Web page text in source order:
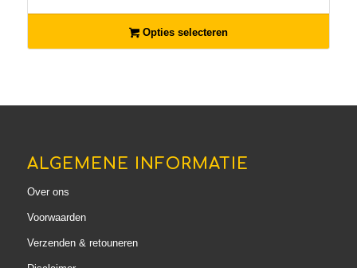
€89.95
Opties selecteren
ALGEMENE INFORMATIE
Over ons
Voorwaarden
Verzenden & retouneren